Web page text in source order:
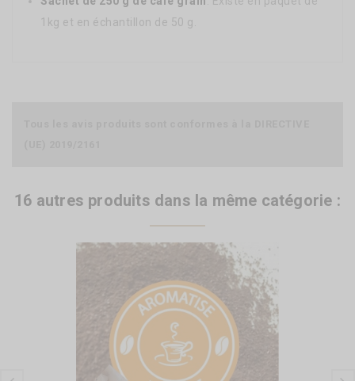
1kg et en échantillon de 50 g.
16 autres produits dans la même catégorie :